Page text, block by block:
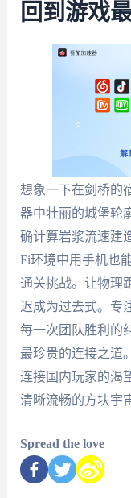
回到游戏
想象一下在剑桥的
器中壮丽的城堡轮
确计算岩浆流速建
Fi环境中用手机也
通关挑战。让物理
迟成为过去式。专
每一次团队胜利的
最珍贵的连接之道
连接国内玩家的渴
清晰流畅的方块宇
Spread the love